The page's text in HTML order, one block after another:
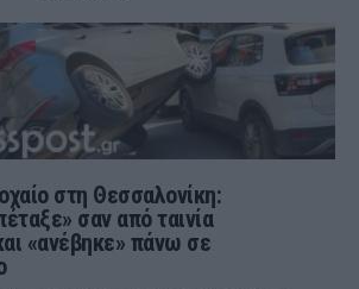
στη Θεσσαλονίκη:
σαν από ταινία
«ανέβηκε» πάνω σε